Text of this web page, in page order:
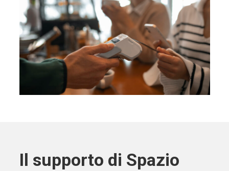
Il supporto di Spazio